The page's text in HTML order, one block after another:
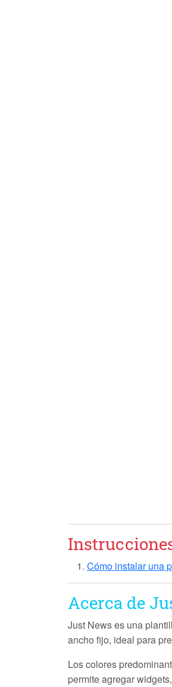
Cómo instalar una
Acerca de
Just Newses una
ancho fijo, ideal para
Los colores
permite agregar